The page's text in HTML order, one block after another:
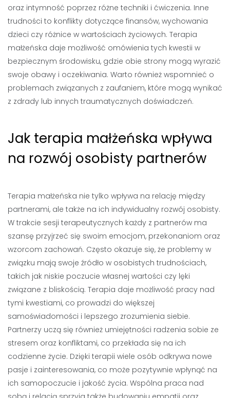
oraz intymność poprzez różne techniki i ćwiczenia. Inne
trudności to konflikty dotyczące finansów, wychowania
dzieci czy różnice w wartościach życiowych. Terapia
małżeńska daje możliwość omówienia tych kwestii w
bezpiecznym środowisku, gdzie obie strony mogą wyrazić
swoje obawy i oczekiwania. Warto również wspomnieć o
problemach związanych z zaufaniem, które mogą wynikać
z zdrady lub innych traumatycznych doświadczeń.
Jak terapia małżeńska wpływa
na rozwój osobisty partnerów
Terapia małżeńska nie tylko wpływa na relację między
partnerami, ale także na ich indywidualny rozwój osobisty.
W trakcie sesji terapeutycznych każdy z partnerów ma
szansę przyjrzeć się swoim emocjom, przekonaniom oraz
wzorcom zachowań. Często okazuje się, że problemy w
związku mają swoje źródło w osobistych trudnościach,
takich jak niskie poczucie własnej wartości czy lęki
związane z bliskością. Terapia daje możliwość pracy nad
tymi kwestiami, co prowadzi do większej
samoświadomości i lepszego zrozumienia siebie.
Partnerzy uczą się również umiejętności radzenia sobie ze
stresem oraz konfliktami, co przekłada się na ich
codzienne życie. Dzięki terapii wiele osób odkrywa nowe
pasje i zainteresowania, co może pozytywnie wpłynąć na
ich samopoczucie i jakość życia. Wspólna praca nad